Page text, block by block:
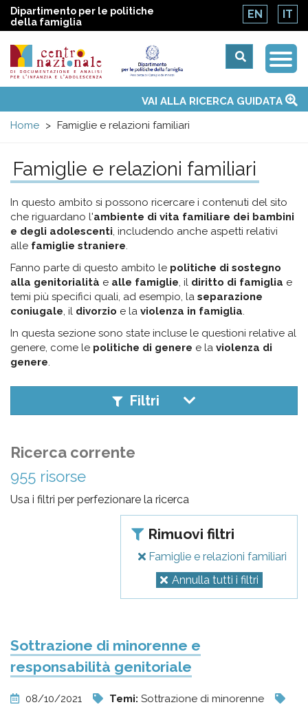
Dipartimento per le politiche
della famiglia
EN IT
Centro
nazionale
di
Documentazione
e
analisi
pr
l'infanzia
e
l'adolescenza
menu
Temi
Attività
Convenzione ONUVAI ALLA RICERCA GUIDATA
Home
Famiglie e relazioni familiari
Famiglie e relazioni familiari
In questo ambito si possono ricercare i contenuti del sito
che riguardano l'ambiente di vita familiare dei bambini
e degli adolescenti, includendo anche aspetti relativi
alle famiglie straniere.
Fanno parte di questo ambito le politiche di sostegno
alla genitorialità e alle famiglie, il diritto di famiglia e
temi più specifici quali, ad esempio, la separazione
coniugale, il divorzio e la violenza in famiglia.
In questa sezione sono state incluse le questioni relative al
genere, come le politiche di genere e la violenza di
genere.
Filtri
Ricerca corrente
955 risorse
Usa i filtri per perfezionare la ricerca
Rimuovi filtri
Famiglie e relazioni familiari
Annulla tutti i filtri
Sottrazione di minorenne e
responsabilità genitoriale
08/10/2021 Temi: Sottrazione di minorenne